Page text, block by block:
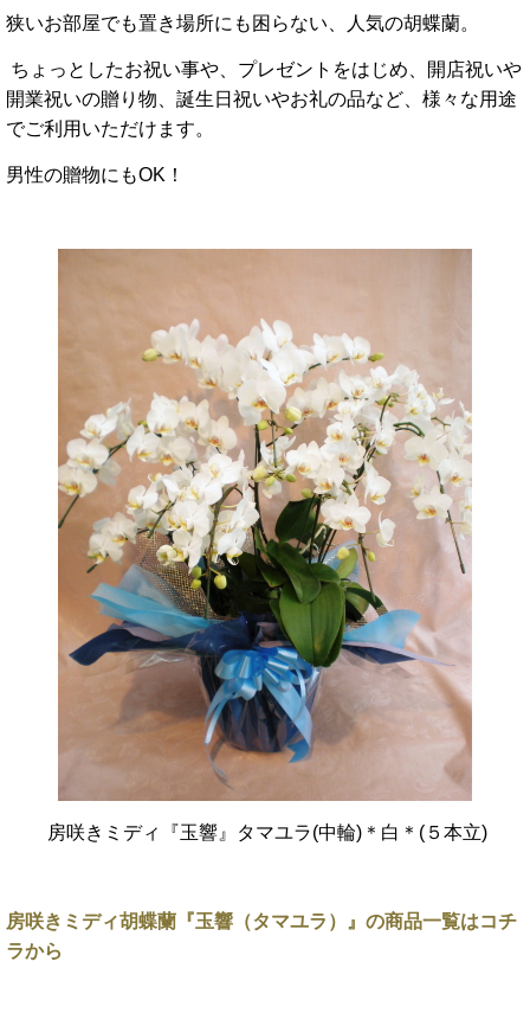
狭いお部屋でも置き場所にも困らない、人気の胡蝶蘭。
ちょっとしたお祝い事や、プレゼントをはじめ、
開店祝いや
開業祝いの贈り物、誕生日祝いやお礼の品など、様々な用途
でご利用いただけます。
男性の贈物にもOK！
房咲きミディ『玉響』タマユラ(中輪)＊白＊(５本立)
房咲きミディ胡蝶蘭『玉響（タマユラ）』の商品一覧はコチ
ラから